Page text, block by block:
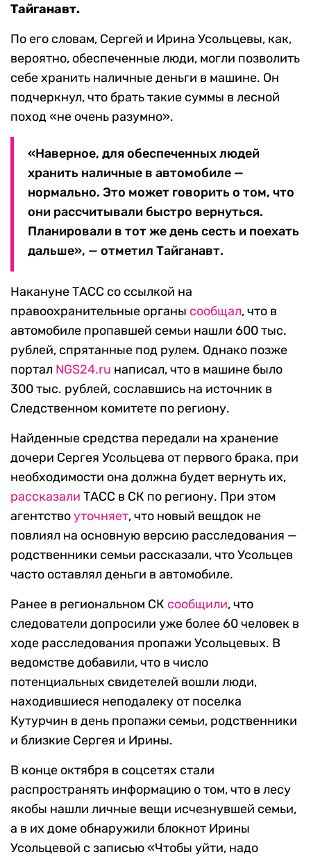
Тайганавт.
По его словам, Сергей и Ирина Усольцевы, как,
вероятно, обеспеченные люди, могли позволить
себе хранить наличные деньги в машине. Он
подчеркнул, что брать такие суммы в лесной
поход «не очень разумно».
«Наверное, для обеспеченных людей
хранить наличные в автомобиле —
нормально. Это может говорить о том, что
они рассчитывали быстро вернуться.
Планировали в тот же день сесть и поехать
дальше», — отметил Тайганавт.
Накануне ТАСС со ссылкой на
правоохранительные органы сообщал, что в
автомобиле пропавшей семьи нашли 600 тыс.
рублей, спрятанные под рулем. Однако позже
портал NGS24.ru написал, что в машине было
300 тыс. рублей, сославшись на источник в
Следственном комитете по региону.
Найденные средства передали на хранение
дочери Сергея Усольцева от первого брака, при
необходимости она должна будет вернуть их,
рассказали ТАСС в СК по региону. При этом
агентствоуточняет, что новый вещдок не
повлиял на основную версию расследования —
родственники семьи рассказали, что Усольцев
часто оставлял деньги в автомобиле.
Ранее в региональном СК сообщили, что
следователи допросили уже более 60 человек в
ходе расследования пропажи Усольцевых. В
ведомстве добавили, что в число
потенциальных свидетелей вошли люди,
находившиеся неподалеку от поселка
Кутурчин в день пропажи семьи, родственники
и близкие Сергея и Ирины.
В конце октября в соцсетях стали
распространять информацию о том, что в лесу
якобы нашли личные вещи исчезнувшей семьи,
а в их доме обнаружили блокнот Ирины
Усольцевой с записью «Чтобы уйти, надо